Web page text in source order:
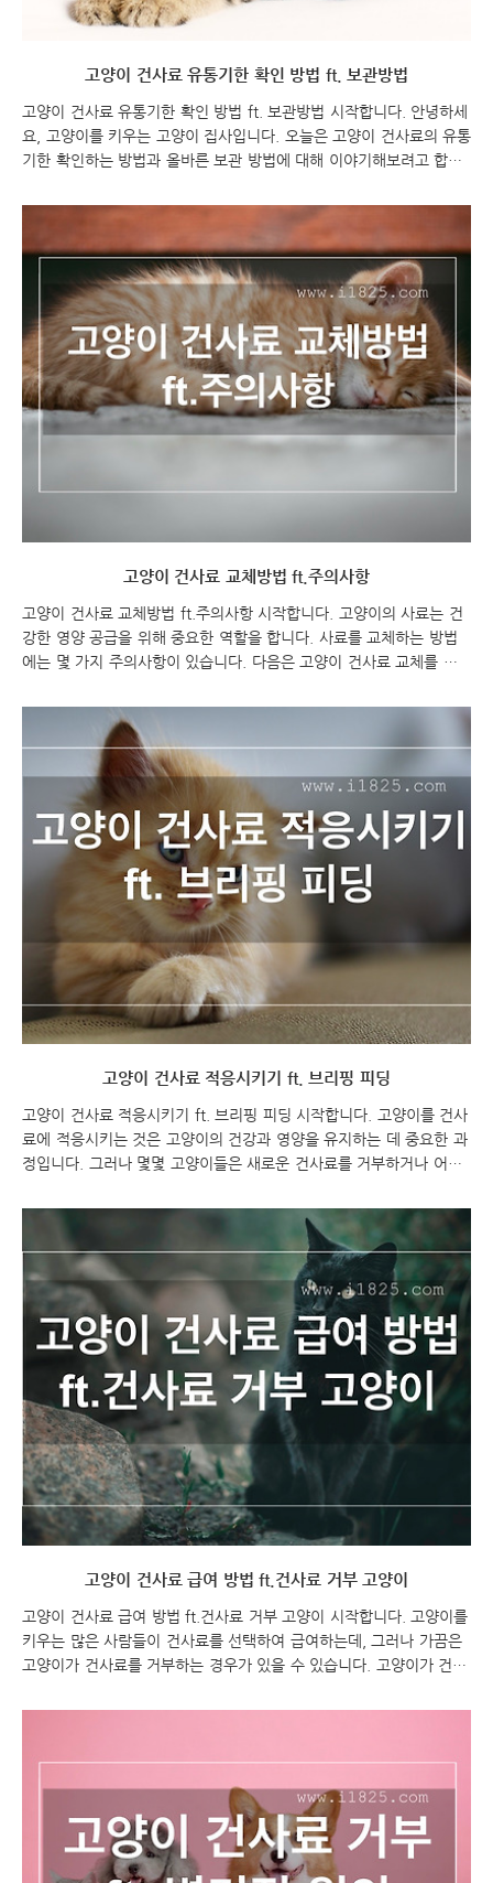
고양이 건사료 유통기한 확인 방법 ft. 보관방법
고양이 건사료 유통기한 확인 방법 ft. 보관방법 시작합니다. 안녕하세
요, 고양이를 키우는 고양이 집사입니다. 오늘은 고양이 건사료의 유통
기한 확인하는 방법과 올바른 보관 방법에 대해 이야기해보려고 합니
는 중요한 요소입니다. 또한 건사료를 올바르게 보관하여 신선함을 유
한 고양이를 키우기 위해 유통기한과 보관 방법에 대해 알아보아요!
함께 시작해봅시다! 고양이 건사료 유통기한 확인 방법 ft. 보관방법
고양이 건사료 고양이 건사료 유통기한 확인 방법 고양이 건사료 보관
조건을 확인하는 방법은 다음과 같습니다: 사료 패키지의 레이블 확인:
사료 패키지에는 일반적으로 고양이 ..
고양이 건사료 교체방법 ft.주의사항
고양이 건사료 교체방법 ft.주의사항 시작합니다. 고양이의 사료는 건
강한 영양 공급을 위해 중요한 역할을 합니다. 사료를 교체하는 방법
에는 몇 가지 주의사항이 있습니다. 다음은 고양이 건사료 교체를 위
ft.주의사항 고양이 건사료 고양이 건사료 교체방법 ft.주의사항 고양
이의 건강을 위해 올바른 사료가 중요합니다. 사료를 교체할 때에는 몇
가지 주의사항을 지켜야 합니다. 이를테면, 점진적인 변화와 적절한 혼
합, 먹이 양과 빈도 조절, 사료 및 먹이의 준비, 그리고 물 급여 등이 있
습니다. 이제 각각의 주의사항을 자세히 알아보겠습니다. 점진적인 변
화와 적절한 혼합: 고양이 건사료 교체할 때에는 급격한 변화를 피해
야 합니다. 고양이의 소화 시..
고양이 건사료 적응시키기 ft. 브리핑 피딩
고양이 건사료 적응시키기 ft. 브리핑 피딩 시작합니다. 고양이를 건사
료에 적응시키는 것은 고양이의 건강과 영양을 유지하는 데 중요한 과
정입니다. 그러나 몇몇 고양이들은 새로운 건사료를 거부하거나 어려
방법을 통해 고양이를 건사료에 적응시키는 방법을 알아보려 합니다.
이에 대한 포스팅을 시작해보겠습니다. 고양이의 건강과 영양을 위해
건사료는 중요한 식단 요소입니다. 그러나 건사료에 적응하지 못하는
고양이를 위한 브리핑 피딩(Briefing Feeding)이라는 방법이 있습니
다. 이번 포스팅에서는 고양이를 건사료에 적응시키는 방법과 브리핑
피딩의 장점에 대해 알아보겠습니다. 건사료를 거부하는 고양이를 가
진 고양이 부모님들에게 ..
고양이 건사료 급여 방법 ft.건사료 거부 고양이
고양이 건사료 급여 방법 ft.건사료 거부 고양이 시작합니다. 고양이를
키우는 많은 사람들이 건사료를 선택하여 급여하는데, 그러나 가끔은
고양이가 건사료를 거부하는 경우가 있을 수 있습니다. 고양이가 건사
절한 급여 방법이 중요합니다. 이번 포스팅에서는 고양이 건사료를 거
습니다. 고양이 건사료 급여 방법 ft.건사료 거부 고양이 고양이 건사
료 고양이 건사료 급여 방법 고양이 건사료 급여 방법 고양이에게 고
양이 건사료 급여하는 방법은 다음과 같이 할 수 있습니다: 권장량 확
인: 고양이의 나이, 체중, 활동량, 건강상태 등을 고려하여 권장되는 사
료의 양을 확인합니다. 보통 사료의 ..